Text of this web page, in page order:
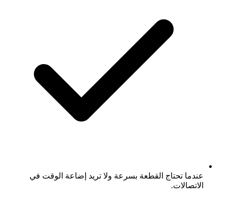
عندما تحتاج القطعة بسرعة ولا تريد إضاعة الوقت في
الاتصالات.